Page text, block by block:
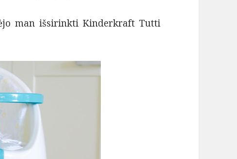
man išsirinkti Kinderkraft Tutti